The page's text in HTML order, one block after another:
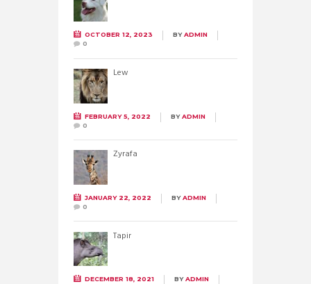
OCTOBER 12, 2023 BYADMIN
0
Lew
FEBRUARY 5, 2022 BYADMIN
0
Żyrafa
JANUARY 22, 2022 BYADMIN
0
Tapir
DECEMBER 18, 2021 BYADMIN